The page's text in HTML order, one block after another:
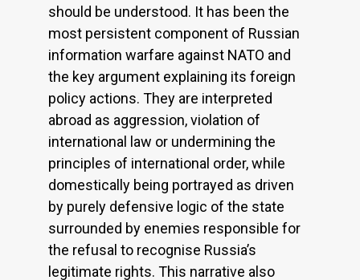
should be understood. It has been the
most persistent component of Russian
information warfare against NATO and
the key argument explaining its foreign
policy actions. They are interpreted
abroad as aggression, violation of
international law or undermining the
principles of international order, while
domestically being portrayed as driven
by purely defensive logic of the state
surrounded by enemies responsible for
the refusal to recognise Russia’s
legitimate rights. This narrative also